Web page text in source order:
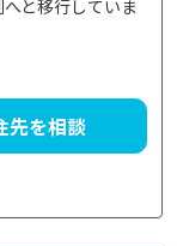
と移行していま
先を相談